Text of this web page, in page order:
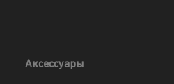
Аксессуары